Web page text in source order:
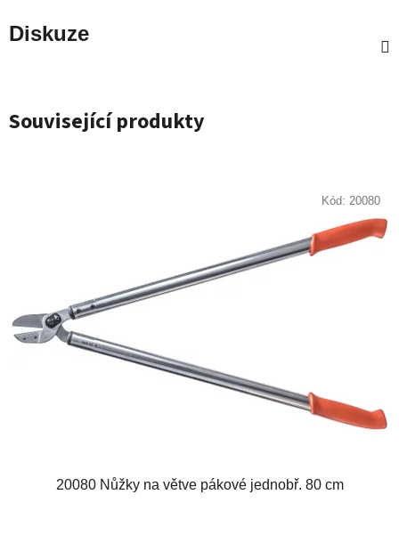
Diskuze
Související produkty
20080 Nůžky na větve pákové jednobř. 80 cm
Kód: 20080